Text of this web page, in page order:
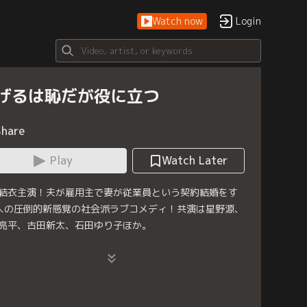
Watch now Login
るは恥だが役に立つ
Play
Watch Later
衣主演！夫が雇用主で妻が従業員という契約結婚をす
の圧倒的新感覚の社会派ラブコメディ！共演は星野源、
平、古田新太、石田ゆり子ほか。